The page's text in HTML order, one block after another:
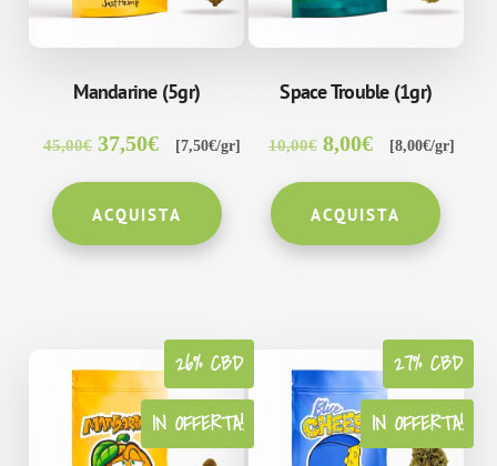
Mandarine (5gr)
45,00€ Il
originale
era:
37,50€Il
attuale
è:
[7,50€/gr]
ACQUISTA
Space Trouble (1gr)
10,00€ Il
originale
era:
8,00€Il
attuale
è:
[8,00€/gr]
ACQUISTA
NOVITÀ!
26% CBD
IN OFFERTA!
27% CBD
IN OFFERTA!